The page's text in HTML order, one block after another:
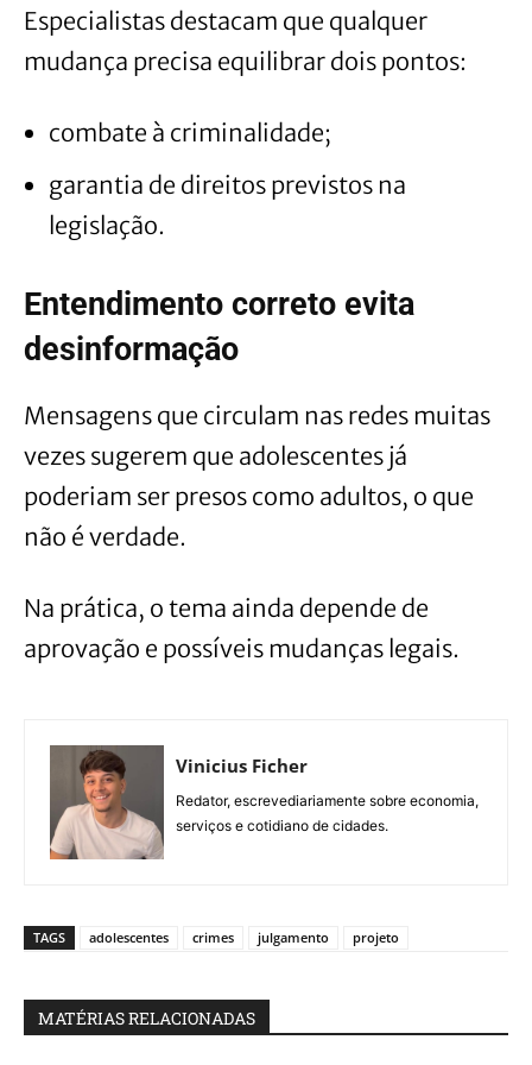
Especialistas destacam que qualquer
mudança precisa equilibrar dois pontos:
combate à criminalidade;
garantia de direitos previstos na
legislação.
Entendimento correto evita
desinformação
Mensagens que circulam nas redes muitas
vezes sugerem que adolescentes já
poderiam ser presos como adultos, o que
não é verdade.
Na prática, o tema ainda depende de
aprovação e possíveis mudanças legais.
Vinicius Ficher
Redator, escrevediariamente sobre economia,
serviços e cotidiano de cidades.
TAGS adolescentes crimes julgamento projeto
MATÉRIAS RELACIONADAS